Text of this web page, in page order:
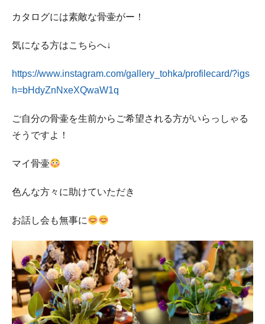
カタログには素敵な骨壷がー！
気になる方はこちらへ↓
https://www.instagram.com/gallery_tohka/profilecard/?igs
h=bHdyZnNxeXQwaW1q
ご自分の骨壷を生前からご希望される方がいらっしゃる
そうですよ！
マイ骨壷
色んな方々に助けていただき
お話し会も無事に